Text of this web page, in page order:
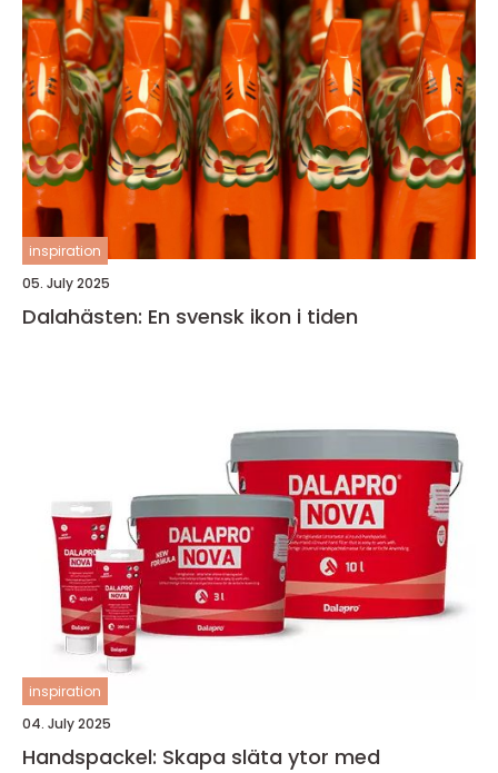
inspiration
05. July 2025
Dalahästen: En svensk ikon i tiden
inspiration
04. July 2025
Handspackel: Skapa släta ytor med